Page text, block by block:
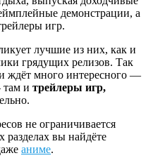
демонстрации, а
игр.
лучшие из них, как и
грядущих релизов. Так
ждёт много интересного —
и трейлеры игр,
не ограничивается
вы найдёте
аниме.